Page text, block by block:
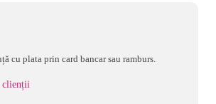
cu plata prin card bancar sau ramburs.
clienții